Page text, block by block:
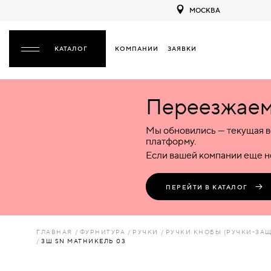
МОСКВА
КОМПАНИИ ЗАЯВКИ
НАЗАД
ПЛАСТИКОВЫЕ
ЛЮКИ
Межкомнатные
Деревянные
Пластиковые
Комбинированные
Входные
Металлические
Пластиковые
Стеклянные
Комбинированные
Специализированные
Металлические
Пластиковые
Стеклянные
Комбинированные
Мы обновились — текущая
платформу.
Если вашей компании еще
ПЕРЕЙТИ В КАТАЛОГ
ГЛАВНАЯ ФУРНИТУРА РУЧКИ
РУЧКИ КНОБЫ (РУЧКИ-
ЗШ SN МАТНИКЕЛЬ 03